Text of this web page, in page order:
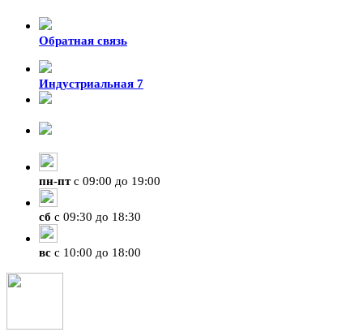
Обратная связь
Индустриальная 7
пн-птс 09:00 до 19:00
сб с 09:30 до 18:30
вс с 10:00 до 18:00